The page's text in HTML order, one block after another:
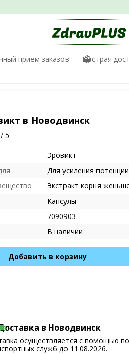
прием заказов Быстрая
в Новодвинск
/ 5
Эровикт
Для усиления потенции
Экстракт корня
Капсулы
7090903
В наличии
Добавить в корзину
в Новодвинск
осуществляется с помощью
служб до 11.08.2026.